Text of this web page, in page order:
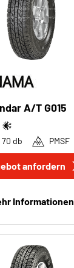
A/T G015
70 db PMSF
anfordern
Informationen